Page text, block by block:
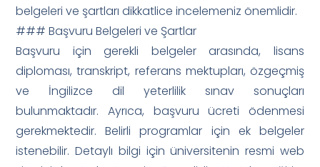
belgeleri ve şartları dikkatlice incelemeniz önemlidir.
### Başvuru Belgeleri ve Şartlar
Başvuru için gerekli belgeler arasında, lisans
diploması, transkript, referans mektupları, özgeçmiş
ve İngilizce dil yeterlilik sınav sonuçları
bulunmaktadır. Ayrıca, başvuru ücreti ödenmesi
gerekmektedir. Belirli programlar için ek belgeler
istenebilir. Detaylı bilgi için üniversitenin resmi web